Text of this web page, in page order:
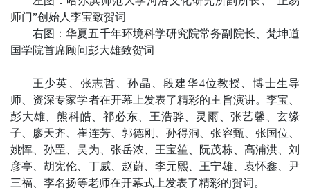
师门”创始人李宝致贺词
右图：华夏五千年环境科学研究院常务副院长、梵坤道
国学院首席顾问彭大雄致贺词
王少英、张志哲、孙晶、段建华4位教授、博士生导
师、资深专家学者在开幕上发表了精彩的主旨演讲。李宝、
彭大雄、熊科皓、祁必东、王浩骅、灵雨、张艺馨、玄缘
子、廖天齐、崔连芳、郭德刚、孙得洞、张容甄、张国位、
姚恽、孙罡、吴为、张岳浓、王宝笙、阮茂栋、高浦洪、刘
彦亭、胡宪伦、丁威、赵蔚、李元熙、王宁雄、袁怀鑫、尹
三福、李名扬等老师在开幕式上发表了精彩的贺词。